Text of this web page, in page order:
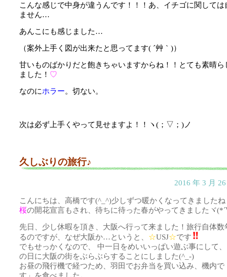
こんな感じで中身が違うんです！！！あ、イチゴに関しては
ません…
あんこにも感じました…
（案外上手く図が出来たと思ってます( ´艸｀)）
甘いものばかりだと飽きちゃいますからね！！とても素晴ら
ました！ ♡
なのにホラー。切ない。
次は必ず上手くやって見せますよ！！ヽ(；▽；)ノ
久しぶりの旅行♪
2016 年 3 月
こんにちは、高橋です(^_^)少しずつ暖かくなってきました
桜の開花宣言もされ、待ちに待った春がやってきましたヾ
先日、少し休暇を頂き、大阪へ行って来ました！旅行自体数
るのですが、なぜ大阪か…というと、 ☆USJ☆です
でもせっかくなので、 中一日をめいいっぱい遊ぶ事にして
の日に大阪の街をぶらぶらすることにしました(^_-)
お昼の飛行機で経つため、羽田でお弁当を買い込み、機内で
す」を食べました。